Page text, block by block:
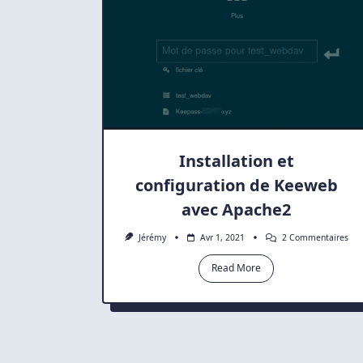
Installation et
configuration de Keeweb
avec Apache2
Jérémy Avr 1, 2021 2 CommentairesSur
Read More